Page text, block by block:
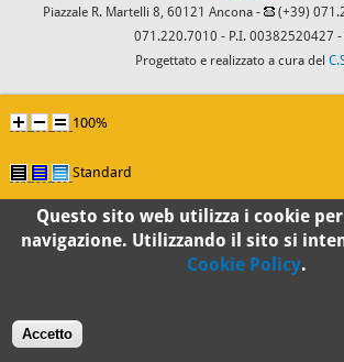
Piazzale R. Martelli 8, 60121 Ancona - (+39)
071.220.7010 - P.I. 00382520427 -
Progettato e realizzato a cura del
100%
Standard
Questo sito web utilizza i cookie
navigazione. Utilizzando il sito si
Cookie Policy.
Accetto